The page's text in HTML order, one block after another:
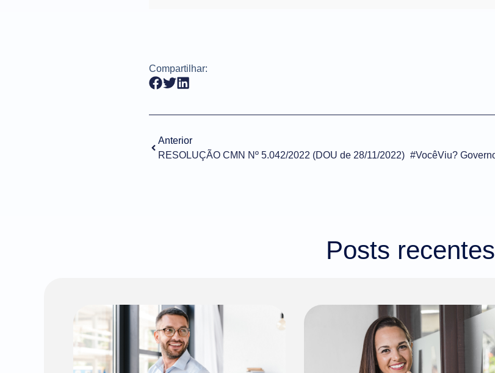
Compartilhar:
Anterior
RESOLUÇÃO CMN Nº 5.042/2022 (DOU de 28/11/2022)
Posts recentes